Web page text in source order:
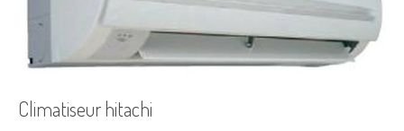
Climatiseur hitachi